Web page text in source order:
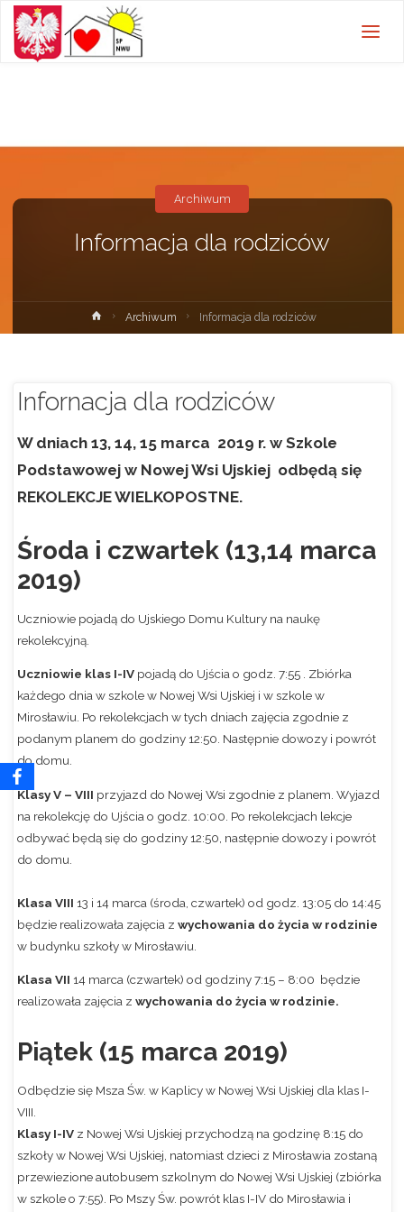
Informacja dla rodziców
Archiwum
Strona
główna
Archiwum Informacja dla rodziców
Infornacja dla rodziców
W dniach 13, 14, 15 marca 2019 r. w Szkole
Podstawowej w Nowej Wsi Ujskiej odbędą się
REKOLEKCJE WIELKOPOSTNE.
Środa i czwartek (13,14 marca
2019)
Uczniowie pojadą do Ujskiego Domu Kultury na naukę
rekolekcyjną.
Uczniowie klas I-IVpojadą do Ujścia o godz. 7:55 . Zbiórka
każdego dnia w szkole w Nowej Wsi Ujskiej i w szkole w
Mirosławiu. Po rekolekcjach w tych dniach zajęcia zgodnie z
podanym planem do godziny 12:50. Następnie dowozy i powrót
do domu.
Klasy V – VIII przyjazd do Nowej Wsi zgodnie z planem. Wyjazd
na rekolekcję do Ujścia o godz. 10:00. Po rekolekcjach lekcje
odbywać będą się do godziny 12:50, następnie dowozy i powrót
do domu.
Klasa VIII 13 i 14 marca (środa, czwartek) od godz. 13:05 do 14:45
będzie realizowała zajęcia z wychowania do życia w rodzinie
w budynku szkoły w Mirosławiu.
Klasa VII 14 marca (czwartek) od godziny 7:15 – 8:00 będzie
realizowała zajęcia z wychowania do życia w rodzinie.
Piątek (15 marca 2019)
Odbędzie się Msza Św. w Kaplicy w Nowej Wsi Ujskiej dla klas I-
VIII.
Klasy I-IVz Nowej Wsi Ujskiej przychodzą na godzinę 8:15 do
szkoły w Nowej Wsi Ujskiej, natomiast dzieci z Mirosławia zostaną
przewiezione autobusem szkolnym do Nowej Wsi Ujskiej (zbiórka
w szkole o 7:55). Po Mszy Św. powrót klas I-IV do Mirosławia i